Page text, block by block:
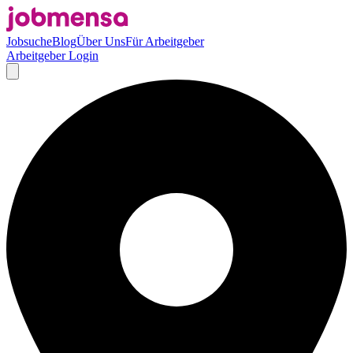
JobsucheBlogÜber UnsFür Arbeitgeber
Arbeitgeber Login